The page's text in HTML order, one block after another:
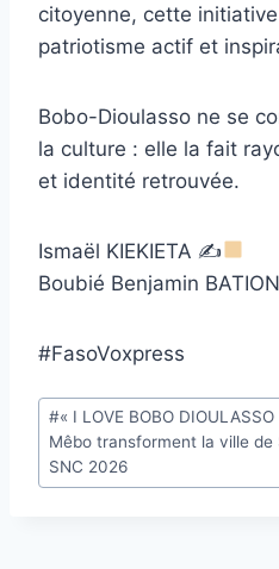
citoyenne, cette
patriotisme actif et
Bobo-Dioulasso ne se
la culture : elle la fait
et identité retrouvée.
Ismaël KIEKIETA ✍
Boubié Benjamin
#FasoVoxpress
Étiquettes
de
la
#« I LOVE BOBO
Mêbo transforment la ville
SNC 2026